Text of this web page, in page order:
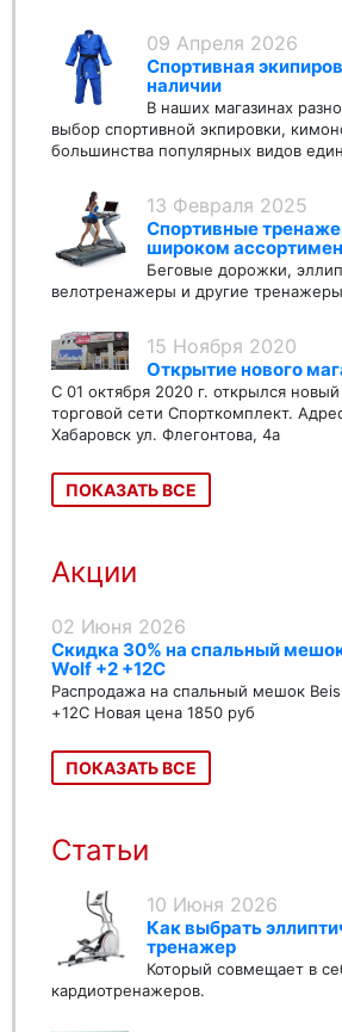
09 Апреля 2026
Спортивная
наличии
В наших магазинах
выбор спортивной экпировки,
большинства популярных видов
13 Февраля 2025
Спортивные
широком
Беговые дорожки,
велотренажеры и другие
15 Ноября 2020
Открытие нового
С 01 октября 2020 г. открылся новый
торговой сети Спорткомплект.
Хабаровск ул. Флегонтова, 4а
ПОКАЗАТЬ ВСЕ
Акции
02 Июня 2026
Скидка 30% на спальный
Wolf +2 +12C
Распродажа на спальный мешок
+12C Новая цена 1850 руб
ПОКАЗАТЬ ВСЕ
Статьи
10 Июня 2026
Как выбрать
тренажер
Который совмещает в
кардиотренажеров.